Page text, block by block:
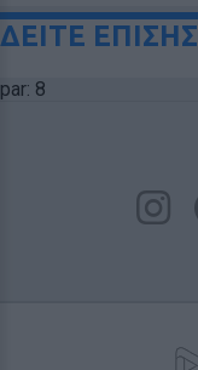
ΔΕΙΤΕ ΕΠΙΣΗΣ
par: 8